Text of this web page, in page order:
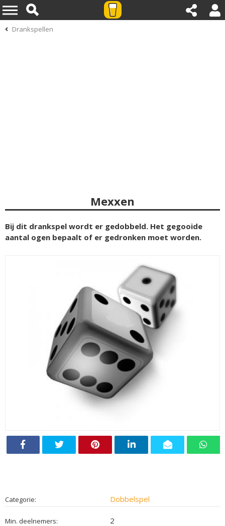
Drankspellen
Mexxen
Bij dit drankspel wordt er gedobbeld. Het gegooide
aantal ogen bepaalt of er gedronken moet worden.
Categorie: Dobbelspel
Min. deelnemers: 2